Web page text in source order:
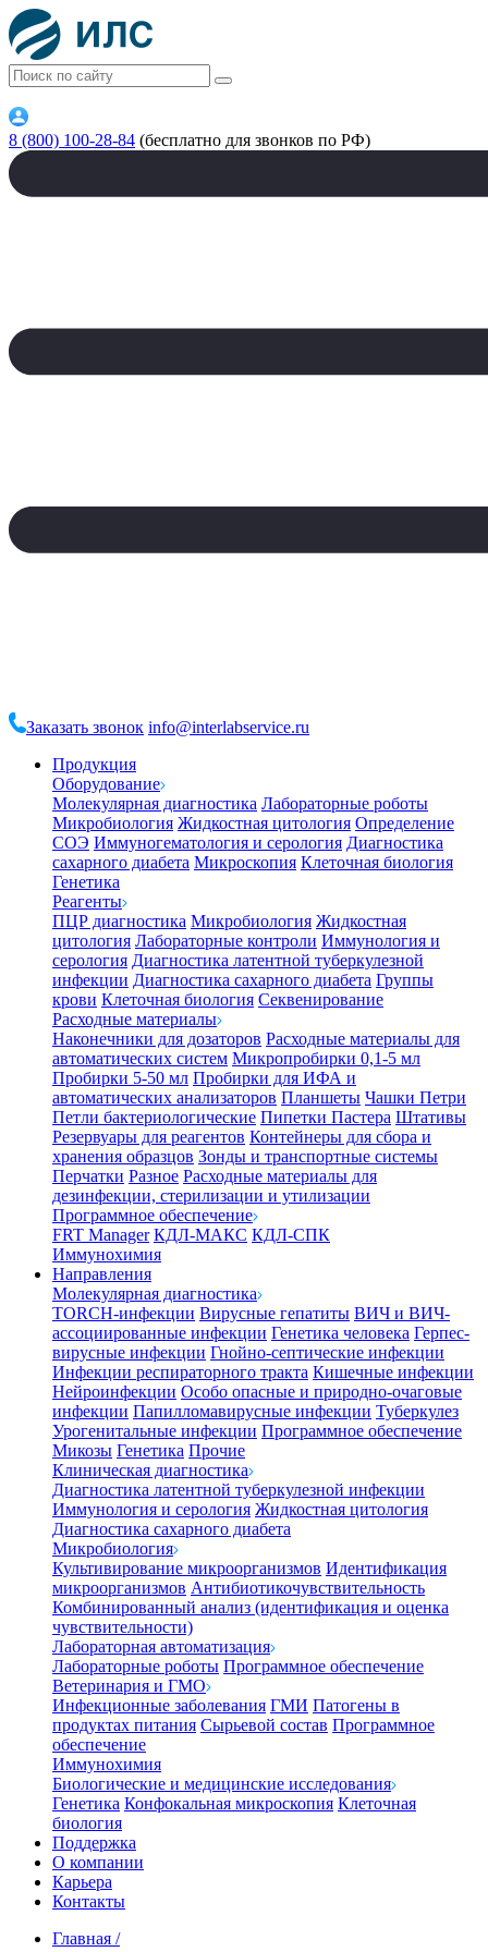
8 (800) 100-28-84 (бесплатно для звонков по РФ)
Заказать звонок info@interlabservice.ru
Продукция
Оборудование
Молекулярная диагностика Лабораторные роботы
Микробиология Жидкостная цитология Определение
СОЭ Иммуногематология и серология Диагностика
сахарного диабета Микроскопия Клеточная биология
Генетика
Реагенты
ПЦР диагностика Микробиология Жидкостная
цитология Лабораторные контроли Иммунология и
серология Диагностика латентной туберкулезной
инфекции Диагностика сахарного диабета Группы
крови Клеточная биология Секвенирование
Расходные материалы
Наконечники для дозаторов Расходные материалы для
автоматических систем Микропробирки 0,1-5 мл
Пробирки 5-50 мл Пробирки для ИФА и
автоматических анализаторов Планшеты Чашки Петри
Петли бактериологические Пипетки Пастера Штативы
Резервуары для реагентов Контейнеры для сбора и
хранения образцов Зонды и транспортные системы
Перчатки Разное Расходные материалы для
дезинфекции, стерилизации и утилизации
Программное обеспечение
FRT Manager КДЛ-МАКС КДЛ-СПК
Иммунохимия
Направления
Молекулярная диагностика
TORCH-инфекции Вирусные гепатиты ВИЧ и ВИЧ-
ассоциированные инфекции Генетика человека Герпес-
вирусные инфекции Гнойно-септические инфекции
Инфекции респираторного тракта Кишечные инфекции
Нейроинфекции Особо опасные и природно-очаговые
инфекции Папилломавирусные инфекции Туберкулез
Урогенитальные инфекции Программное обеспечение
Микозы Генетика Прочие
Клиническая диагностика
Диагностика латентной туберкулезной инфекции
Иммунология и серология Жидкостная цитология
Диагностика сахарного диабета
Микробиология
Культивирование микроорганизмов Идентификация
микроорганизмов Антибиотикочувствительность
Комбинированный анализ (идентификация и оценка
чувствительности)
Лабораторная автоматизация
Лабораторные роботы Программное обеспечение
Ветеринария и ГМО
Инфекционные заболевания ГМИ Патогены в
продуктах питания Сырьевой состав Программное
обеспечение
Иммунохимия
Биологические и медицинские исследования
Генетика Конфокальная микроскопия Клеточная
биология
Поддержка
О компании
Карьера
Контакты
Главная /